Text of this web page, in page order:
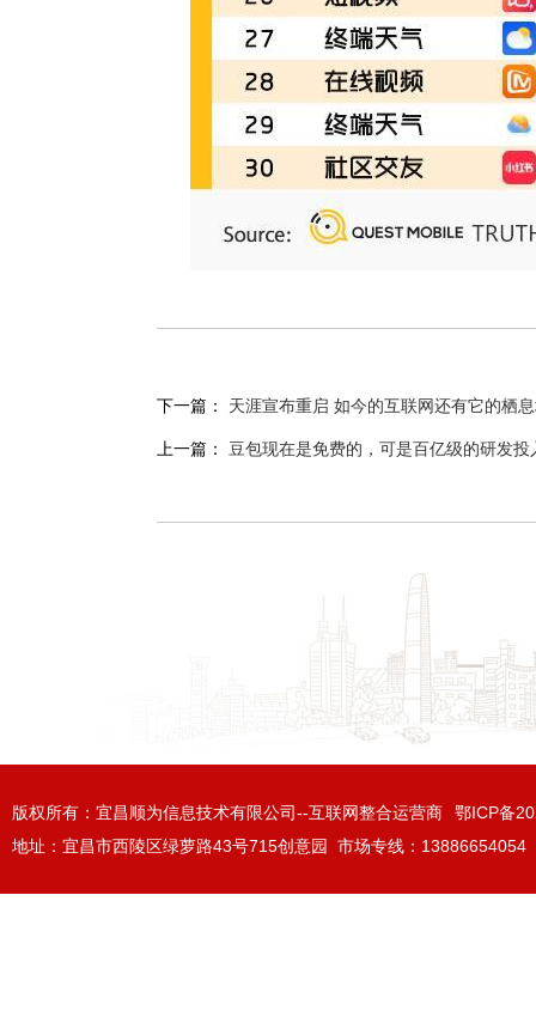
下一篇： 天涯宣布重启 如今的互联网还有它的栖
上一篇： 豆包现在是免费的，可是百亿级的研发
版权所有：宜昌顺为信息技术有限公司--互联网整合运营商
鄂ICP备
地址：宜昌市西陵区绿萝路43号715创意园 市场专线：